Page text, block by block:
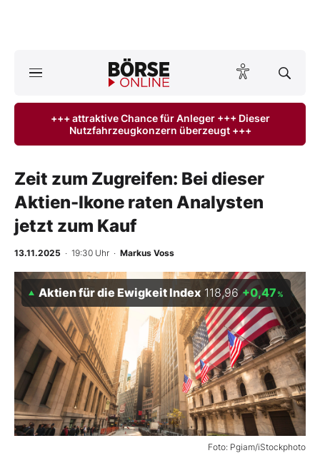
Anlageprodukte
Finanz-Check
Abo & Shop
Experten
Mein B:O
Mein Konto
Folgen Sie uns
+++ attraktive Chance für Anleger +++ Dieser
Nutzfahrzeugkonzern überzeugt +++
Zeit zum Zugreifen: Bei dieser
Aktien-Ikone raten Analysten
jetzt zum Kauf
13.11.2025 · 19:30 Uhr · Markus Voss
Foto: Pgiam/iStockphoto
Aktien für die Ewigkeit Index 118,96 +0,47 %